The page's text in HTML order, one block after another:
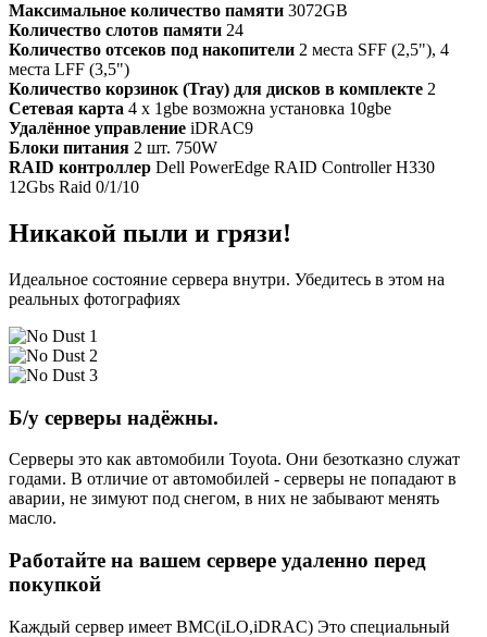
Максимальное количество памяти 3072GB
Количество слотов памяти 24
Количество отсеков под накопители 2 места SFF (2,5"), 4
места LFF (3,5")
Количество корзинок (Tray) для дисков в комплекте 2
Сетевая карта 4 x 1gbe возможна установка 10gbe
Удалённое управление iDRAC9
Блоки питания 2 шт. 750W
RAID контроллер Dell PowerEdge RAID Controller H330
12Gbs Raid 0/1/10
Никакой пыли и грязи!
Идеальное состояние сервера внутри. Убедитесь в этом на
реальных фотографиях
Б/у серверы надёжны.
Серверы это как автомобили Toyota. Они безотказно служат
годами. В отличие от автомобилей - серверы не попадают в
аварии, не зимуют под снегом, в них не забывают менять
масло.
Работайте на вашем сервере удаленно перед
покупкой
Каждый сервер имеет BMC(iLO,iDRAC) Это специальный